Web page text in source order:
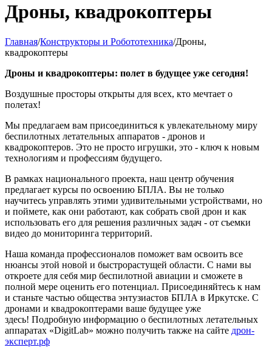
Дроны, квадрокоптеры
Главная/Конструкторы и Робототехника/Дроны,
квадрокоптеры
Дроны и квадрокоптеры: полет в будущее уже сегодня!
Воздушные просторы открыты для всех, кто мечтает о
полетах!
Мы предлагаем вам присоединиться к увлекательному миру
беспилотных летательных аппаратов - дронов и
квадрокоптеров. Это не просто игрушки, это - ключ к новым
технологиям и профессиям будущего.
В рамках национального проекта, наш центр обучения
предлагает курсы по освоению БПЛА. Вы не только
научитесь управлять этими удивительными устройствами, но
и поймете, как они работают, как собрать свой дрон и как
использовать его для решения различных задач - от съемки
видео до мониторинга территорий.
Наша команда профессионалов поможет вам освоить все
нюансы этой новой и быстрорастущей области. С нами вы
откроете для себя мир беспилотной авиации и сможете в
полной мере оценить его потенциал. Присоединяйтесь к нам
и станьте частью общества энтузиастов БПЛА в Иркутске. С
дронами и квадрокоптерами ваше будущее уже
здесь! Подробную информацию о беспилотных летательных
аппаратах «DigitLab» можно получить также на сайте дрон-
эксперт.рф